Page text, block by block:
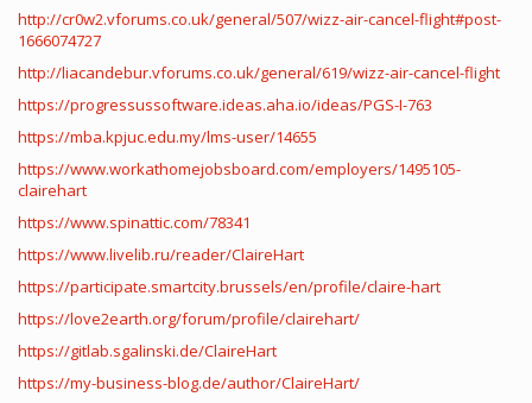
http://cr0w2.vforums.co.uk/general/507/wizz-air-cancel-flight#post-
1666074727
http://liacandebur.vforums.co.uk/general/619/wizz-air-cancel-flight
https://progressussoftware.ideas.aha.io/ideas/PGS-I-763
https://mba.kpjuc.edu.my/lms-user/14655
https://www.workathomejobsboard.com/employers/1495105-
clairehart
https://www.spinattic.com/78341
https://www.livelib.ru/reader/ClaireHart
https://participate.smartcity.brussels/en/profile/claire-hart
https://love2earth.org/forum/profile/clairehart/
https://gitlab.sgalinski.de/ClaireHart
https://my-business-blog.de/author/ClaireHart/